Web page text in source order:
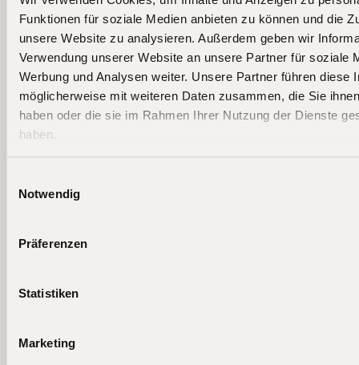
Funktionen für soziale Medien anbieten zu können und die
unsere Website zu analysieren. Außerdem geben wir
Verwendung unserer Website an unsere Partner für soziale
Werbung und Analysen weiter. Unsere Partner führen diese
möglicherweise mit weiteren Daten zusammen, die Sie
haben oder die sie im Rahmen Ihrer Nutzung der Dienste
haben.
Notwendig
Präferenzen
Statistiken
Marketing
Weitere aktuelle News
Podcast [06.08.2026]
Fondsmanager
Beckers:
Flaggschiff-
ETF
Presse [25.07.2026]
TiAM
"KI ist keine
Presse [
Handelsblatt
Fonds haben